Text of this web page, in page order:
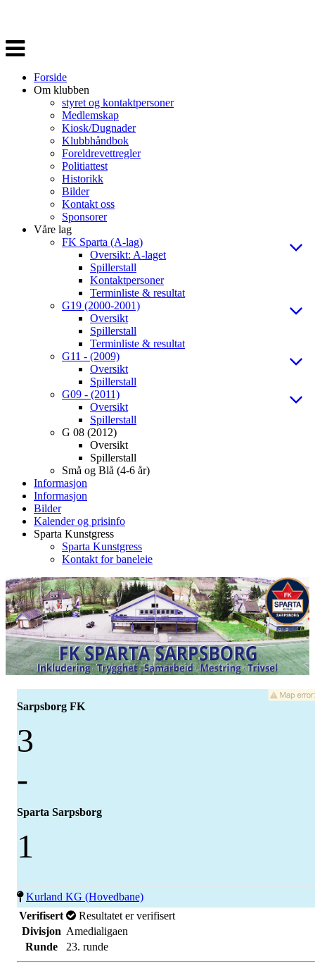
Veksle
navigasjon
Forside
Om klubben
styret og kontaktpersoner
Medlemskap
Kiosk/Dugnader
Klubbhåndbok
Foreldrevettregler
Politiattest
Historikk
Bilder
Kontakt oss
Sponsorer
Våre lag
FK Sparta (A-lag)
Oversikt: A-laget
Spillerstall
Kontaktpersoner
Terminliste & resultat
G19 (2000-2001)
Oversikt
Spillerstall
Terminliste & resultat
G11 - (2009)
Oversikt
Spillerstall
G09 - (2011)
Oversikt
Spillerstall
G 08 (2012)
Oversikt
Spillerstall
Små og Blå (4-6 år)
Informasjon
Informasjon
Bilder
Kalender og prisinfo
Sparta Kunstgress
Sparta Kunstgress
Kontakt for baneleie
Sarpsborg FK
3
-
Sparta Sarpsborg
1
Kurland KG (Hovedbane)
Verifisert
Resultatet er verifisert
Divisjon Amedialigaen
Runde
23. runde